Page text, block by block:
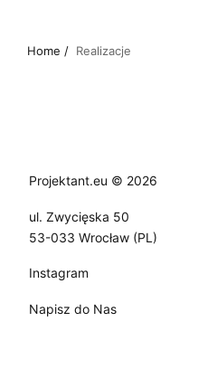
Home / Realizacje
Projektant.eu © 2026
ul. Zwycięska 50
53-033 Wrocław (PL)
Instagram
Napisz do Nas